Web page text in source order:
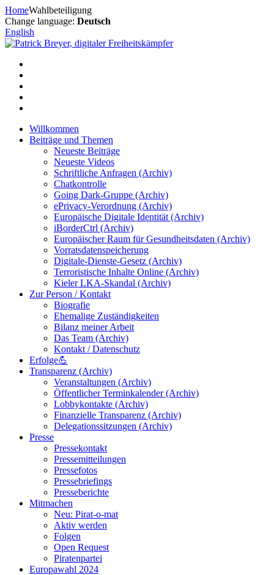
Zum
Inhalt
springen
HomeWahlbeteiligung
Change language: Deutsch
English
Willkommen
Beiträge und Themen
Neueste Beiträge
Neueste Videos
Schriftliche Anfragen (Archiv)
Chatkontrolle
Going Dark-Gruppe (Archiv)
ePrivacy-Verordnung (Archiv)
Europäische Digitale Identität (Archiv)
iBorderCtrl (Archiv)
Europäischer Raum für Gesundheitsdaten (Archiv)
Vorratsdatenspeicherung
Digitale-Dienste-Gesetz (Archiv)
Terroristische Inhalte Online (Archiv)
Kieler LKA-Skandal (Archiv)
Zur Person / Kontakt
Biografie
Ehemalige Zuständigkeiten
Bilanz meiner Arbeit
Das Team (Archiv)
Kontakt / Datenschutz
Erfolge💪
Transparenz (Archiv)
Veranstaltungen (Archiv)
Öffentlicher Terminkalender (Archiv)
Lobbykontakte (Archiv)
Finanzielle Transparenz (Archiv)
Delegationssitzungen (Archiv)
Presse
Pressekontakt
Pressemitteilungen
Pressefotos
Pressebriefings
Presseberichte
Mitmachen
Neu: Pirat-o-mat
Aktiv werden
Folgen
Open Request
Piratenpartei
Europawahl 2024